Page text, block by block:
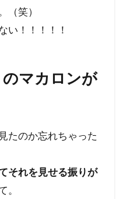
（笑）
い！！！！！
マカロンが
たのか忘れちゃった
それを見せる振りが
。